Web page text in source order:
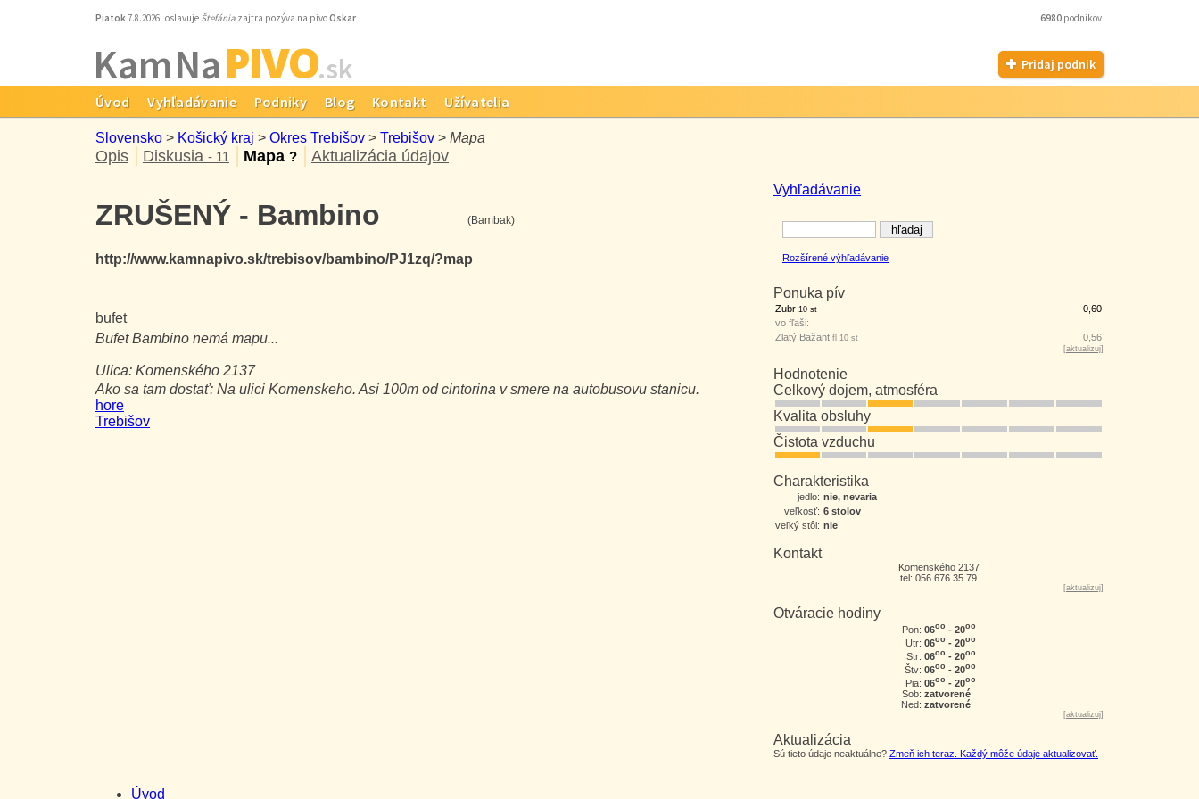
Piatok7.8.2026 oslavuje Štefánia zajtra pozýva na pivoOskar 6980 podnikov
Kam NaPIVO.sk Pridaj podnik
Úvod Vyhľadávanie Podniky Blog Kontakt Užívatelia
Slovensko > Košický kraj > Okres Trebišov > Trebišov > Mapa
Opis Diskusia - 11 Mapa ? Aktualizácia údajov
Vyhľadávanie
Rozšírené výhľadávanie
Ponuka pív
Zubr 10 st
0,60
vo fľaši:
Zlatý Bažant fl 10 st 0,56
[aktualizuj]
Hodnotenie
Celkový dojem, atmosféra
Kvalita obsluhy
Čistota vzduchu
Charakteristika
jedlo: nie, nevaria
veľkosť: 6 stolov
veľký stôl: nie
Kontakt
Komenského 2137
tel: 056 676 35 79
[aktualizuj]
Otváracie hodiny
Pon: 06oo - 20oo
Utr: 06oo - 20oo
Str: 06oo - 20oo
Štv: 06oo - 20oo
Pia: 06oo - 20oo
Sob: zatvorené
Ned: zatvorené
[aktualizuj]
Aktualizácia
Sú tieto údaje neaktuálne? Zmeň ich teraz. Každý môže údaje aktualizovať.
ZRUŠENÝ - Bambino
http://www.kamnapivo.sk/trebisov/bambino/PJ1zq/?map
bufet
(Bambak)
BufetBambino nemá mapu...
Ulica: Komenského 2137
Ako sa tam dostať: Na ulici Komenskeho. Asi 100m od cintorina v smere na autobusovu stanicu.
hore
Trebišov
Úvod